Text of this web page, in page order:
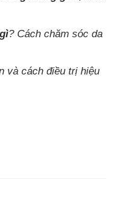
? Cách chăm sóc da
và cách điều trị hiệu